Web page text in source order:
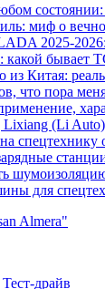
миф о
2025-
какой бывает
из Китая:
что пора
(Li
для
Almera"
драйв